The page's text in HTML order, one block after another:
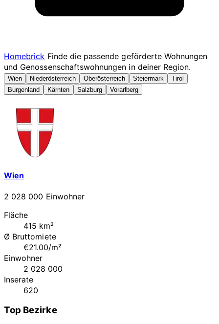
Homebrick Finde die passende geförderte Wohnungen
und Genossenschaftswohnungen in deiner Region.
Wien Niederösterreich Oberösterreich Steiermark
Tirol
Burgenland
Kärnten Salzburg Vorarlberg
Wien
2 028 000 Einwohner
Fläche
415 km²
Ø Bruttomiete
€21.00/m²
Einwohner
2 028 000
Inserate
620
Top Bezirke